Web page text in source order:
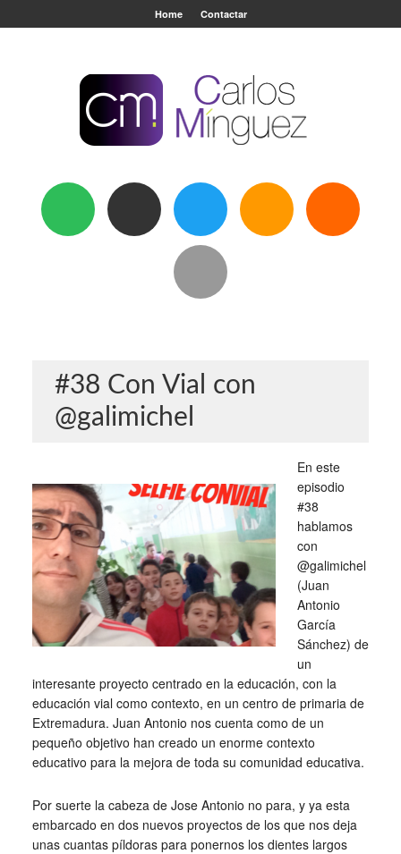
Home Contactar
#38 Con Vial con
@galimichel
En este
episodio
#38
hablamos
con
@galimichel
(Juan
Antonio
García
Sánchez) de
un
interesante proyecto centrado en la educación, con la
educación vial como contexto, en un centro de primaria de
Extremadura. Juan Antonio nos cuenta como de un
pequeño objetivo han creado un enorme contexto
educativo para la mejora de toda su comunidad educativa.
Por suerte la cabeza de Jose Antonio no para, y ya esta
embarcado en dos nuevos proyectos de los que nos deja
unas cuantas píldoras para ponernos los dientes largos